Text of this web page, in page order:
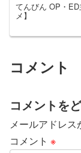
てんびん OP・
メ】
コメント
コメントを
メールアドレス
コメント ※